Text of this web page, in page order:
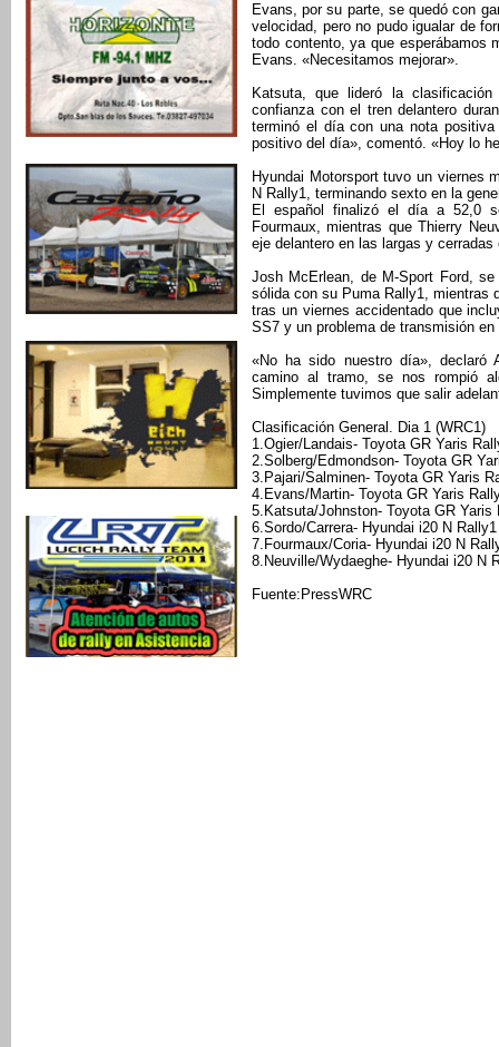
Evans, por su parte, se quedó con
velocidad, pero no pudo igualar de
todo contento, ya que esperábamos
Evans. «Necesitamos mejorar».
Katsuta, que lideró la
confianza con el tren delantero
terminó el día con una nota
positivo del día», comentó. «Hoy lo
Hyundai Motorsport tuvo un viernes
N Rally1, terminando sexto en la
El español finalizó el día a 52,0
Fourmaux, mientras que Thierry
eje delantero en las largas y
Josh McErlean, de M-Sport Ford,
sólida con su Puma Rally1, mientras
tras un viernes accidentado que
SS7 y un problema de transmisión
«No ha sido nuestro día», declaró
camino al tramo, se nos rompió
Simplemente tuvimos que salir
Clasificación General. Dia 1 (WRC1)
1.Ogier/Landais- Toyota GR Yaris
2.Solberg/Edmondson- Toyota GR
3.Pajari/Salminen- Toyota GR Yaris
4.Evans/Martin- Toyota GR Yaris
5.Katsuta/Johnston- Toyota GR Yaris
6.Sordo/Carrera- Hyundai i20 N
7.Fourmaux/Coria- Hyundai i20 N
8.Neuville/Wydaeghe- Hyundai i20 N
Fuente:PressWRC